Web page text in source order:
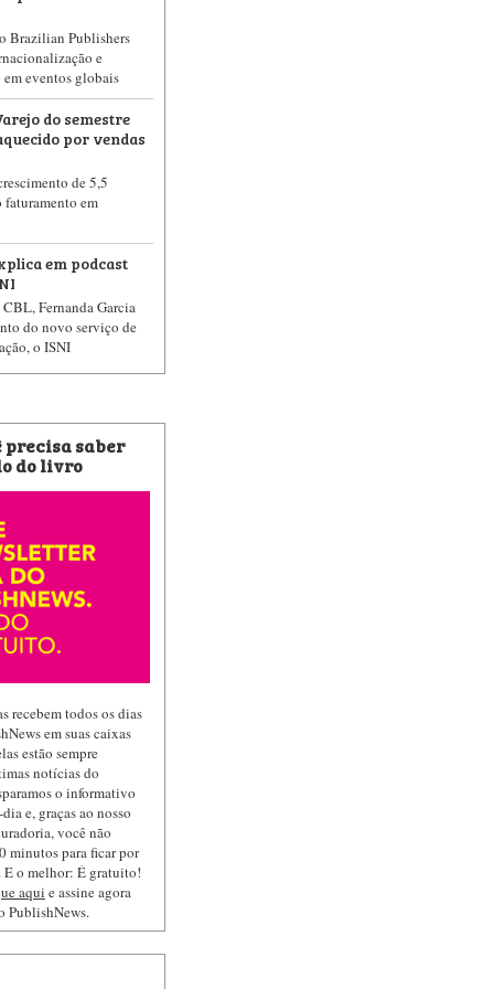
Brazilian Publishers
e
eventos globais
do semestre
por vendas
de 5,5
faturamento em
em podcast
Fernanda Garcia
do novo serviço de
o ISNI
precisa saber
do livro
recebem todos os dias
em suas caixas
estão sempre
notícias do
o informativo
e, graças ao nosso
você não
minutos para ficar por
E o melhor: É gratuito!
aqui e assine agora
PublishNews.